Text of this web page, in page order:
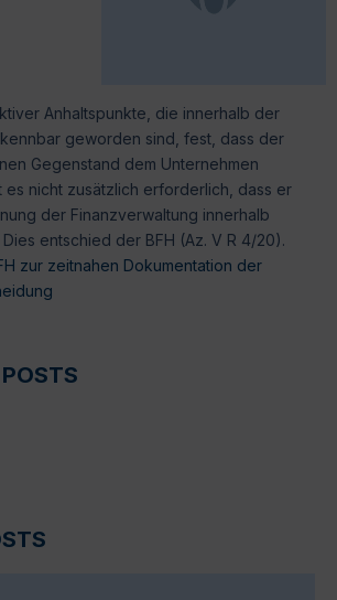
Anhaltspunkte, die innerhalb der
geworden sind, fest, dass der
Gegenstand dem Unternehmen
es nicht zusätzlich erforderlich, dass er
der Finanzverwaltung innerhalb
entschied der BFH (Az. V R 4/20).
zur zeitnahen Dokumentation der